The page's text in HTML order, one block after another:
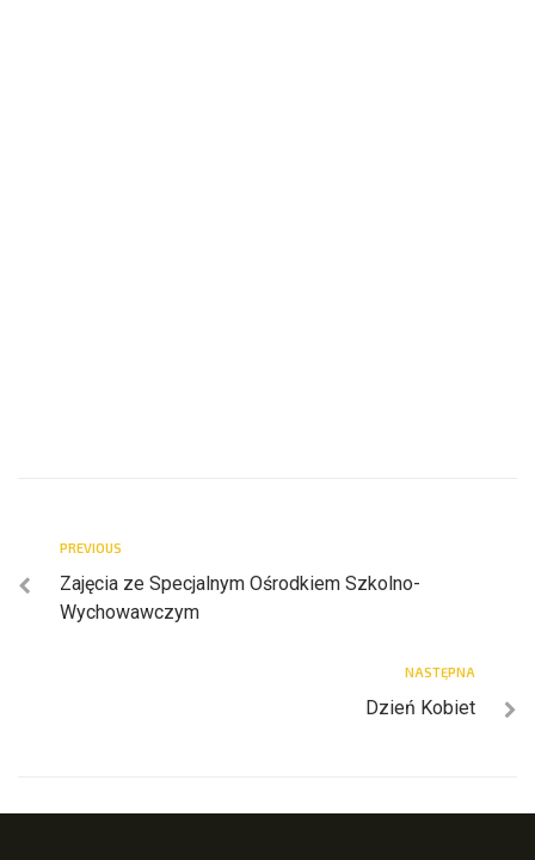
PREVIOUS
Zajęcia ze Specjalnym Ośrodkiem Szkolno-
Wychowawczym
NASTĘPNA
Dzień Kobiet